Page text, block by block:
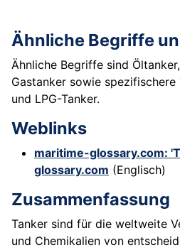
Ähnliche Begriffe
Ähnliche Begriffe sind
Gastanker sowie spezifischere
und LPG-Tanker.
Weblinks
maritime-glossary.com:
glossary.com (Englisch)
Zusammenfassung
Tanker sind für die weltweite
und Chemikalien von